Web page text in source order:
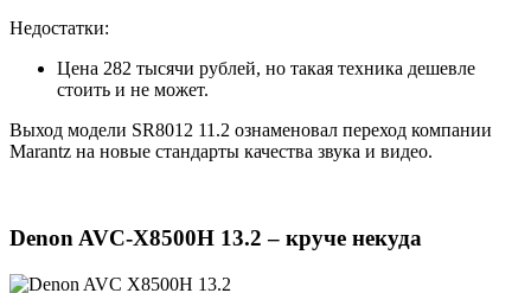
Недостатки:
Цена 282 тысячи рублей, но такая техника дешевле
стоить и не может.
Выход модели SR8012 11.2 ознаменовал переход компании
Marantz на новые стандарты качества звука и видео.
Denon AVC-X8500H 13.2 – круче некуда